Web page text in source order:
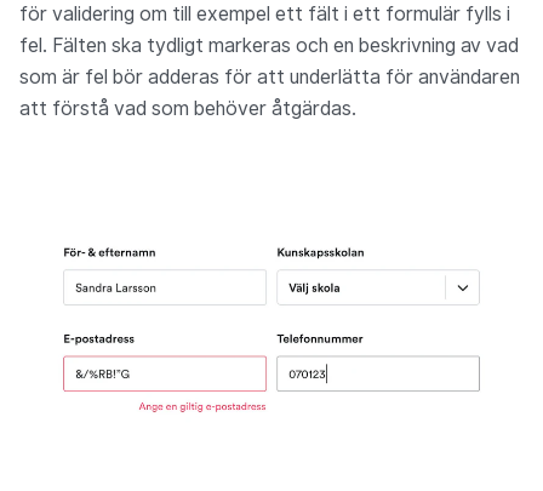
för validering om till exempel ett fält i ett formulär fylls i
fel. Fälten ska tydligt markeras och en beskrivning av vad
som är fel bör adderas för att underlätta för användaren
att förstå vad som behöver åtgärdas.